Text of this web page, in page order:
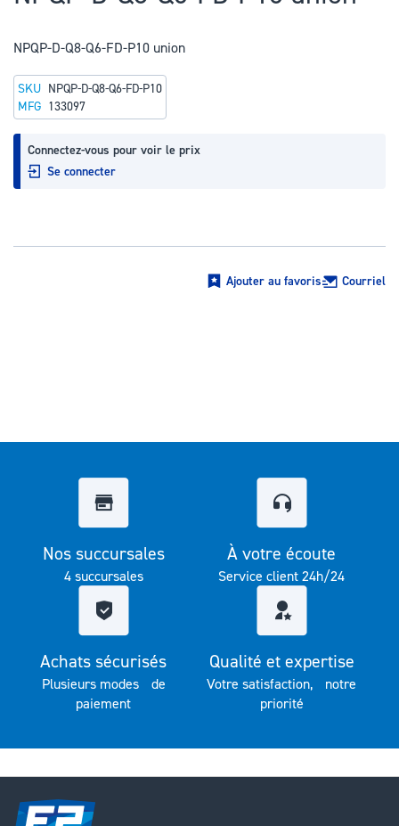
de
la
Galerie
d’images
NPQP-D-Q8-Q6-FD-P10 union
Connectez-vous pour voir le prix
Se connecter
SKU NPQP-D-Q8-Q6-FD-P10
MFG 133097
Ajouter au favoris Courriel
Nos succursales
4 succursales
À votre écoute
Service client 24h/24
Achats sécurisés
Plusieurs modes de
paiement
Qualité et expertise
Votre satisfaction, notre
priorité